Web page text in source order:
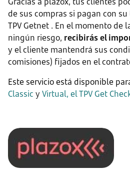
de sus compras si pagan con
TPV Getnet . En el momento de
ningún riesgo, recibirás el
y el cliente mantendrá sus
comisiones) fijados en el
Este servicio está disponible
Classic y Virtual, el TPV Get